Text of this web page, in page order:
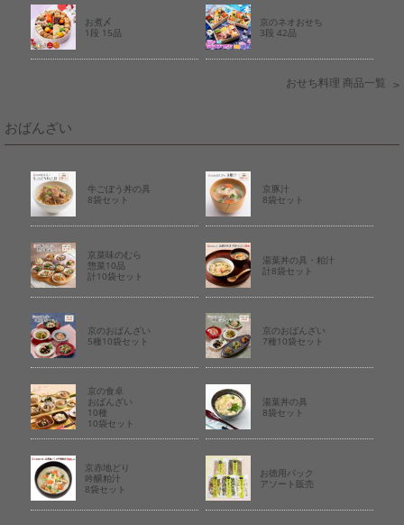
お煮〆
1段 15品
京のネオおせち
3段 42品
おせち料理 商品一覧
おばんざい
牛ごぼう丼の具
8袋セット
京豚汁
8袋セット
京菜味のむら
惣菜10品
計10袋セット
湯葉丼の具・粕汁
計8袋セット
京のおばんざい
5種10袋セット
京のおばんざい
7種10袋セット
京の食卓
おばんざい
10種
10袋セット
湯葉丼の具
8袋セット
京赤地どり
吟醸粕汁
8袋セット
お徳用パック
アソート販売